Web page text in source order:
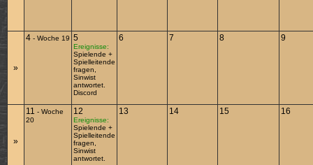
»
4 - Woche 19 5
Ereignisse:
Spielende +
Spielleitende
fragen,
Sinwist
antwortet.
Discord
6 7 8 9
»
11 - Woche
20
12
Ereignisse:
Spielende +
Spielleitende
fragen,
Sinwist
antwortet.
13 14 15 16